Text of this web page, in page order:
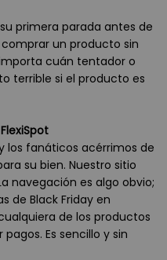
primera parada antes de
un producto sin
cuán tentador o
terrible si el producto es
los fanáticos acérrimos de
su bien. Nuestro sitio
navegación es algo obvio;
de Black Friday en
de los productos
Es sencillo y sin